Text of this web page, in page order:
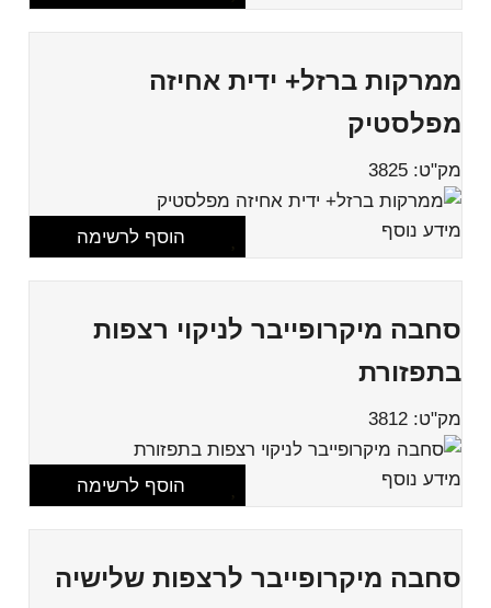
ממרקות ברזל+ ידית אחיזה
מפלסטיק
מק"ט: 3825
מידע נוסף הוסף לרשימה
סחבה מיקרופייבר לניקוי רצפות
בתפזורת
מק"ט: 3812
מידע נוסף הוסף לרשימה
סחבה מיקרופייבר לרצפות שלישיה